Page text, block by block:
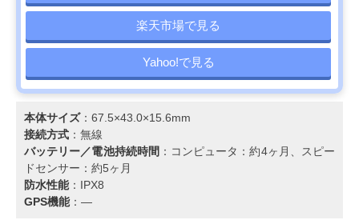
楽天市場で見る
Yahoo!で見る
本体サイズ：67.5×43.0×15.6mm
接続方式 ：無線
バッテリー／電池持続時間 ：コンピュータ：約4ヶ月、スピー
ドセンサー：約5ヶ月
防水性能：IPX8
GPS機能：―